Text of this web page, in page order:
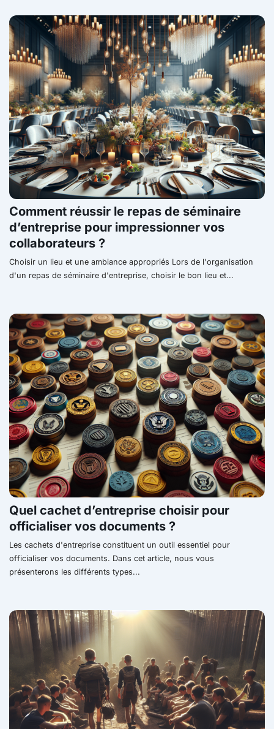
Comment réussir le repas de séminaire
d’entreprise pour impressionner vos
collaborateurs ?
Choisir un lieu et une ambiance appropriés Lors de l'organisation
d'un repas de séminaire d'entreprise, choisir le bon lieu et...
Quel cachet d’entreprise choisir pour
officialiser vos documents ?
Les cachets d'entreprise constituent un outil essentiel pour
officialiser vos documents. Dans cet article, nous vous
présenterons les différents types...